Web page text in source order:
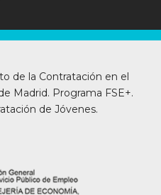
de la Contratación en el
Madrid. Programa FSE+.
de Jóvenes.